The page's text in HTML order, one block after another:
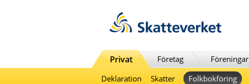
Privat Företag Föreningar
Deklaration
Skatter Folkbokföring